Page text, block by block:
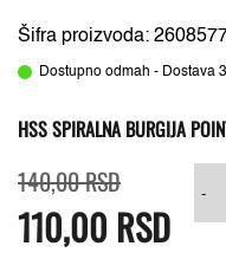
Šifra proizvoda:
Dostupno odmah - Dostava
HSS SPIRALNA BURGIJA
140,00RSDcena
je
bila:
140,00 RSD.
110,00 RSD
cena
je:
110,00 RSD.
-